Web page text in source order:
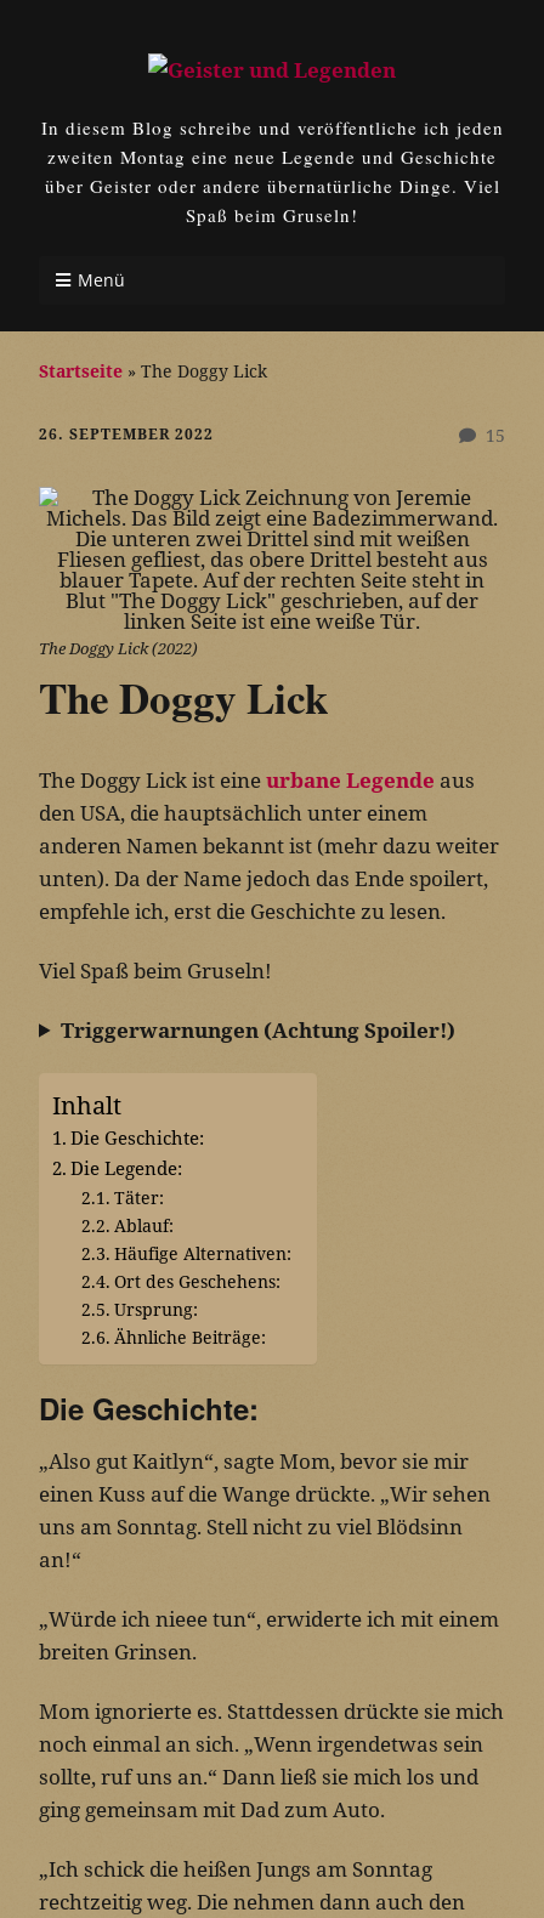
In diesem Blog schreibe und veröffentliche ich jeden
zweiten Montag eine neue Legende und Geschichte
über Geister oder andere übernatürliche Dinge. Viel
Spaß beim Gruseln!
Menü
Startseite » The Doggy Lick
15
26. SEPTEMBER 2022
The Doggy Lick (2022)
The Doggy Lick
The Doggy Lick ist eineurbane Legende aus
den USA, die hauptsächlich unter einem
anderen Namen bekannt ist (mehr dazu weiter
unten). Da der Name jedoch das Ende spoilert,
empfehle ich, erst die Geschichte zu lesen.
Viel Spaß beim Gruseln!
Triggerwarnungen (Achtung Spoiler!)
Inhalt
Die Geschichte:
Die Legende:
Täter:
Ablauf:
Häufige Alternativen:
Ort des Geschehens:
Ursprung:
Ähnliche Beiträge:
Die Geschichte:
„Also gut Kaitlyn“, sagte Mom, bevor sie mir
einen Kuss auf die Wange drückte. „Wir sehen
uns am Sonntag. Stell nicht zu viel Blödsinn
an!“
„Würde ich nieee tun“, erwiderte ich mit einem
breiten Grinsen.
Mom ignorierte es. Stattdessen drückte sie mich
noch einmal an sich. „Wenn irgendetwas sein
sollte, ruf uns an.“ Dann ließ sie mich los und
ging gemeinsam mit Dad zum Auto.
„Ich schick die heißen Jungs am Sonntag
rechtzeitig weg. Die nehmen dann auch den